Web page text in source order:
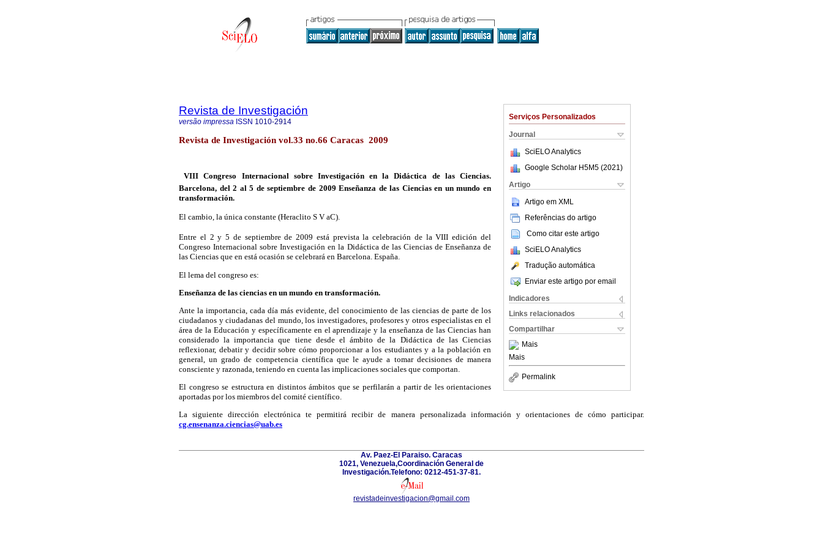
Serviços Personalizados
Journal
SciELO Analytics
Google Scholar H5M5 (2021 )
Artigo
Artigo em XML
Referências do artigo
Como citar este artigo
SciELO Analytics
Tradução automática
Enviar este artigo por email
Indicadores
Links relacionados
Compartilhar
Mais
Mais
Permalink
Revista de Investigación
versão impressa ISSN 1010-2914
Revista de Investigación vol.33 no.66 Caracas 2009
 VIII Congreso Internacional sobre Investigación en la Didáctica de las Ciencias.
Barcelona, del 2 al 5 de septiembre de 2009 Enseñanza de las Ciencias en un mundo en
transformación.
El cambio, la única constante (Heraclito S V aC).
Entre el 2 y 5 de septiembre de 2009 está prevista la celebración de la VIII edición del
Congreso Internacional sobre Investigación en la Didáctica de las Ciencias de Enseñanza de
las Ciencias que en está ocasión se celebrará en Barcelona. España.
El lema del congreso es:
Enseñanza de las ciencias en un mundo en transformación.
Ante la importancia, cada día más evidente, del conocimiento de las ciencias de parte de los
ciudadanos y ciudadanas del mundo, los investigadores, profesores y otros especialistas en el
área de la Educación y específicamente en el aprendizaje y la enseñanza de las Ciencias han
considerado la importancia que tiene desde el ámbito de la Didáctica de las Ciencias
reflexionar, debatir y decidir sobre cómo proporcionar a los estudiantes y a la población en
general, un grado de competencia científica que le ayude a tomar decisiones de manera
consciente y razonada, teniendo en cuenta las implicaciones sociales que comportan.
El congreso se estructura en distintos ámbitos que se perfilarán a partir de les orientaciones
aportadas por los miembros del comité científico.
La siguiente dirección electrónica te permitirá recibir de manera personalizada información y orientaciones de cómo participar.
cg.ensenanza.ciencias@uab.es
Av. Paez-El Paraiso. Caracas
1021, Venezuela,Coordinación General de
Investigación.Telefono: 0212-451-37-81.
revistadeinvestigacion@gmail.com